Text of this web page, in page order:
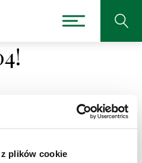
plików cookie
było
której